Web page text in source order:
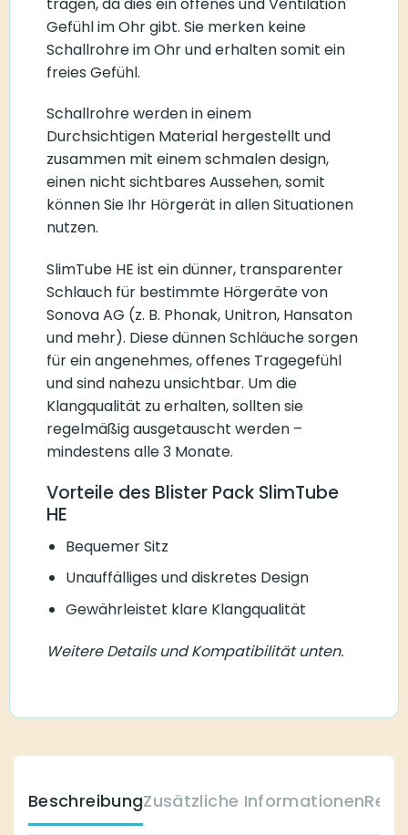
Gefühl im Ohr gibt. Sie merken keine
Schallrohre im Ohr und erhalten somit ein
freies Gefühl.
Schallrohre werden in einem
Durchsichtigen Material hergestellt und
zusammen mit einem schmalen design,
einen nicht sichtbares Aussehen, somit
können Sie Ihr Hörgerät in allen Situationen
nutzen.
SlimTube HE ist ein dünner, transparenter
Schlauch für bestimmte Hörgeräte von
Sonova AG (z. B. Phonak, Unitron, Hansaton
und mehr). Diese dünnen Schläuche sorgen
für ein angenehmes, offenes Tragegefühl
und sind nahezu unsichtbar. Um die
Klangqualität zu erhalten, sollten sie
regelmäßig ausgetauscht werden –
mindestens alle 3 Monate.
Vorteile des Blister Pack SlimTube
HE
Bequemer Sitz
Unauffälliges und diskretes Design
Gewährleistet klare Klangqualität
Weitere Details und Kompatibilität unten.
BeschreibungZusätzliche Informationen